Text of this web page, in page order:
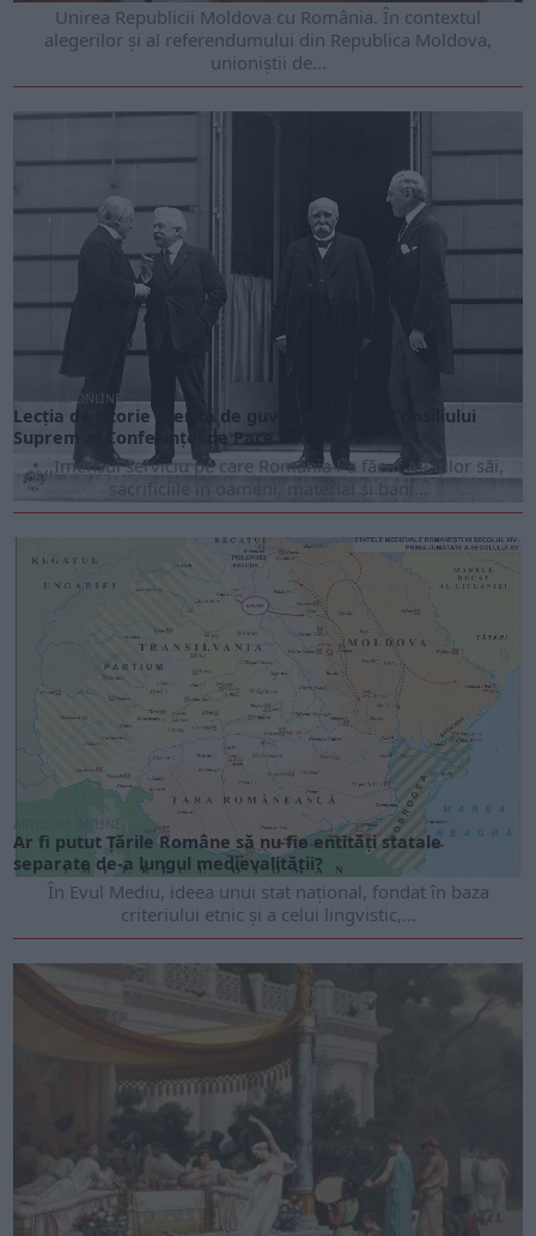
Unirea Republicii Moldova cu România. În contextul
alegerilor și al referendumului din Republica Moldova,
unioniștii de...
ARTICOLE ONLINE
Lecţia de istorie oferită de guvernul român Consiliului
Suprem al Conferinţei de Pace de la Paris!
• ,,Imensul serviciu pe care România l-a făcut Aliaţilor săi,
sacrificiile în oameni, material şi bani...
ARTICOLE ONLINE
Ar fi putut Țările Române să nu fie entități statale
separate de-a lungul medievalității?
În Evul Mediu, ideea unui stat național, fondat în baza
criteriului etnic și a celui lingvistic,...